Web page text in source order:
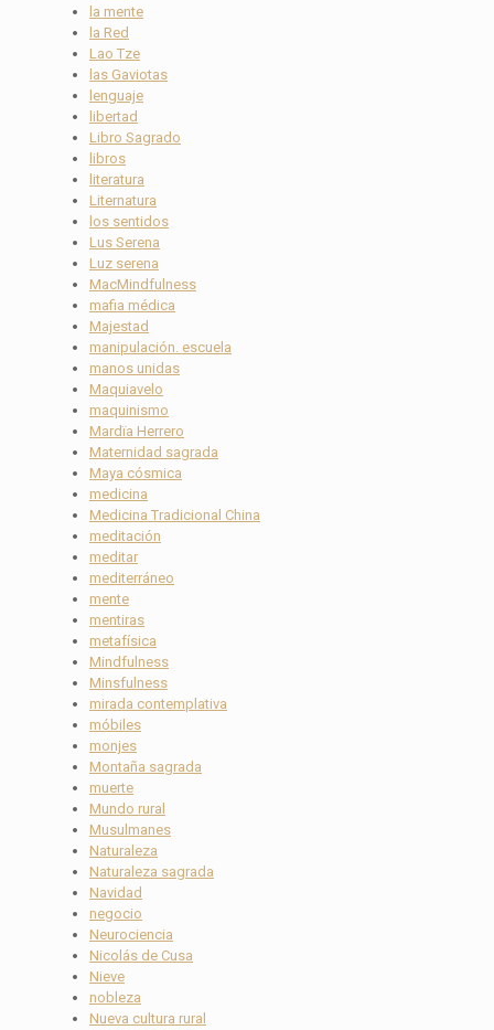
la mente
la Red
Lao Tze
las Gaviotas
lenguaje
libertad
Libro Sagrado
libros
literatura
Liternatura
los sentidos
Lus Serena
Luz serena
MacMindfulness
mafia médica
Majestad
manipulación. escuela
manos unidas
Maquiavelo
maquinismo
Mardïa Herrero
Maternidad sagrada
Maya cósmica
medicina
Medicina Tradicional China
meditación
meditar
mediterráneo
mente
mentiras
metafísica
Mindfulness
Minsfulness
mirada contemplativa
móbiles
monjes
Montaña sagrada
muerte
Mundo rural
Musulmanes
Naturaleza
Naturaleza sagrada
Navidad
negocio
Neurociencia
Nicolás de Cusa
Nieve
nobleza
Nueva cultura rural